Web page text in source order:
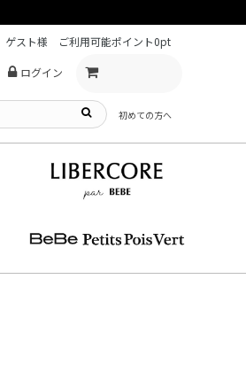
ゲスト様
ご利用可能ポイント0pt
ログイン
初めての方へ